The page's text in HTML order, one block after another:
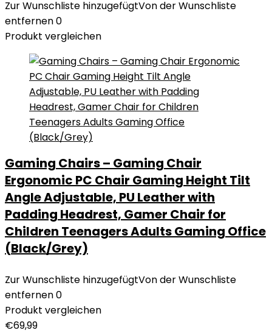
Zur Wunschliste hinzugefügtVon der Wunschliste
entfernen0
Produkt vergleichen
Gaming Chairs – Gaming Chair
Ergonomic PC Chair Gaming Height Tilt
Angle Adjustable, PU Leather with
Padding Headrest, Gamer Chair for
Children Teenagers Adults Gaming Office
(Black/Grey)
Zur Wunschliste hinzugefügtVon der Wunschliste
entfernen0
Produkt vergleichen
€69,99